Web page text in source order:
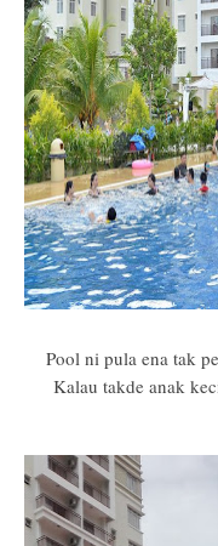
Pool ni pula ena tak
Kalau takde anak